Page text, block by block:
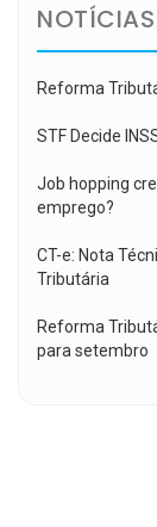
NOTÍCIAS
Reforma
STF Decide
Job hopping
emprego?
CT-e: Nota
Tributária
Reforma
para setembro